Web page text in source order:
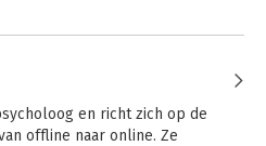
en richt zich op de
offline naar online. Ze